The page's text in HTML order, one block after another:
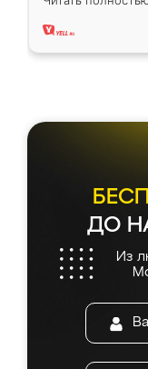
два года,
ДО
Из